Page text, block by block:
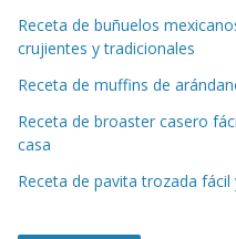
Receta de buñuelos
crujientes y tradicionales
Receta de muffins de
Receta de broaster casero
casa
Receta de pavita trozada